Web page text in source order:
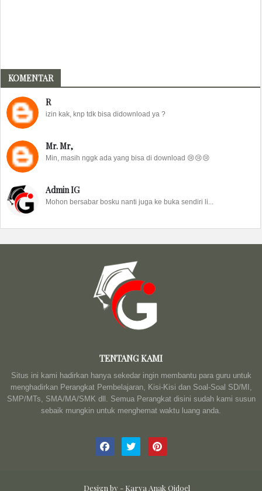
KOMENTAR
R
izin kak, knp tdk bisa didownload ya ?
Mr. Mr,
Min, masih nggk ada yang bisa di download 😢😢😢
Admin IG
Mohon bersabar bosku nanti juga ke buka sendiri li...
TENTANG KAMI
Situs ini kami hadirkan hanya sekedar ingin membantu para guru untuk
menghadirkan Perangkat Pembelajaran, Kisi-Kisi dan Soal-Soal SD/MI,
SMP/MTs, SMA/MA/SMK dll. Semua Perangkat disini sudah kami susun
sebaik mungkin untuk menghemat waktu luang anda.
Design by - Karya Anak Qidoel